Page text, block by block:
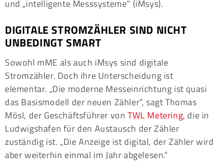
und „intelligente Messsysteme“ (iMsys).
DIGITALE STROMZÄHLER SIND NICHT
UNBEDINGT SMART
Sowohl mME als auch iMsys sind digitale
Stromzähler. Doch ihre Unterscheidung ist
elementar. „Die moderne Messeinrichtung ist quasi
das Basismodell der neuen Zähler“, sagt Thomas
Mösl, der Geschäftsführer vonTWL Metering, die in
Ludwigshafen für den Austausch der Zähler
zuständig ist. „Die Anzeige ist digital, der Zähler wird
aber weiterhin einmal im Jahr abgelesen.“